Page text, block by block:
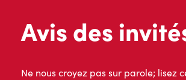
Avis des
Ne nous croyez pas sur parole; lisez